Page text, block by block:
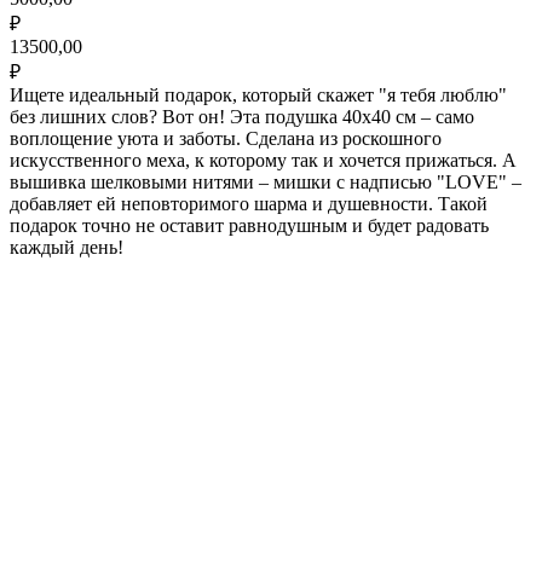
₽
13500,00
₽
Ищете идеальный подарок, который скажет "я тебя люблю"
без лишних слов? Вот он! Эта подушка 40х40 см – само
воплощение уюта и заботы. Сделана из роскошного
искусственного меха, к которому так и хочется прижаться. А
вышивка шелковыми нитями – мишки с надписью "LOVE" –
добавляет ей неповторимого шарма и душевности. Такой
подарок точно не оставит равнодушным и будет радовать
каждый день!